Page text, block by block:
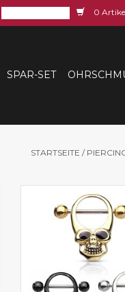
0
SPAR-SET
STARTSEITE /
Brustpiercing mit